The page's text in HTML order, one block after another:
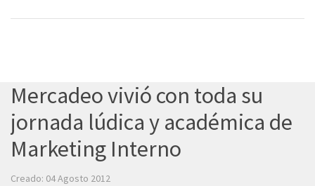
Mercadeo vivió con toda su
jornada lúdica y académica de
Marketing Interno
Creado: 04 Agosto 2012